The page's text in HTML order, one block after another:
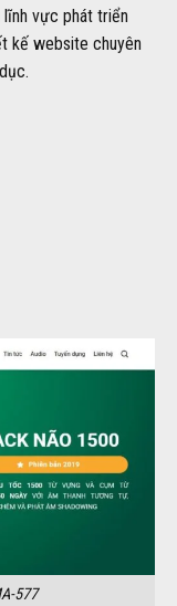
lĩnh vực phát triển
kế website chuyên
577